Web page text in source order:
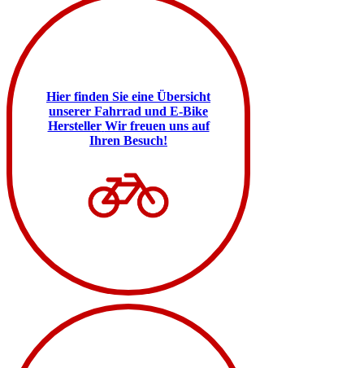
Hier finden Sie eine Übersicht
unserer Fahrrad und E-Bike
Hersteller Wir freuen uns auf
Ihren Besuch!